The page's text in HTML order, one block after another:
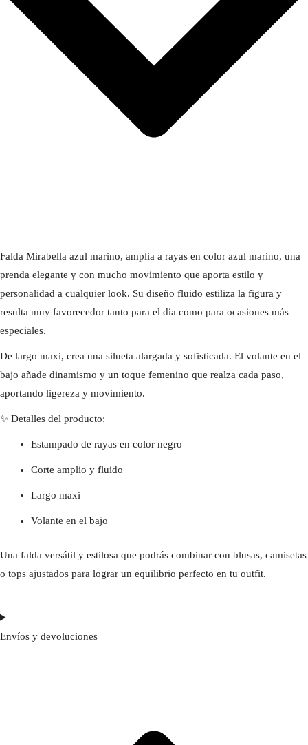
Falda Mirabella azul marino, amplia a rayas en color azul marino, una
prenda elegante y con mucho movimiento que aporta estilo y
personalidad a cualquier look. Su diseño fluido estiliza la figura y
resulta muy favorecedor tanto para el día como para ocasiones más
especiales.
De largo maxi, crea una silueta alargada y sofisticada. El volante en el
bajo añade dinamismo y un toque femenino que realza cada paso,
aportando ligereza y movimiento.
✨ Detalles del producto:
Estampado de rayas en color negro
Corte amplio y fluido
Largo maxi
Volante en el bajo
Una falda versátil y estilosa que podrás combinar con blusas, camisetas
o tops ajustados para lograr un equilibrio perfecto en tu outfit.
Envíos y devoluciones